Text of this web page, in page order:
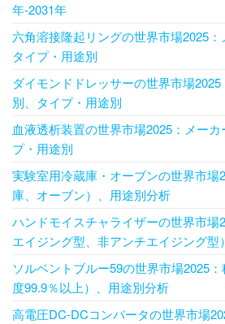
年-2031年
六角溶接隆起リングの世界市場2025：
タイプ・用途別
ダイモンドドレッサーの世界市場
別、タイプ・用途別
血液透析装置の世界市場2025：メー
プ・用途別
実験室用冷蔵庫・オーブンの世界市場
庫、オーブン）、用途別分析
ハンドモイスチャライザーの世界市場
エイジング型、非アンチエイジング型
ソルベントブルー59の世界市場2025
度99.9％以上）、用途別分析
高電圧DC-DCコンバータの世界市場